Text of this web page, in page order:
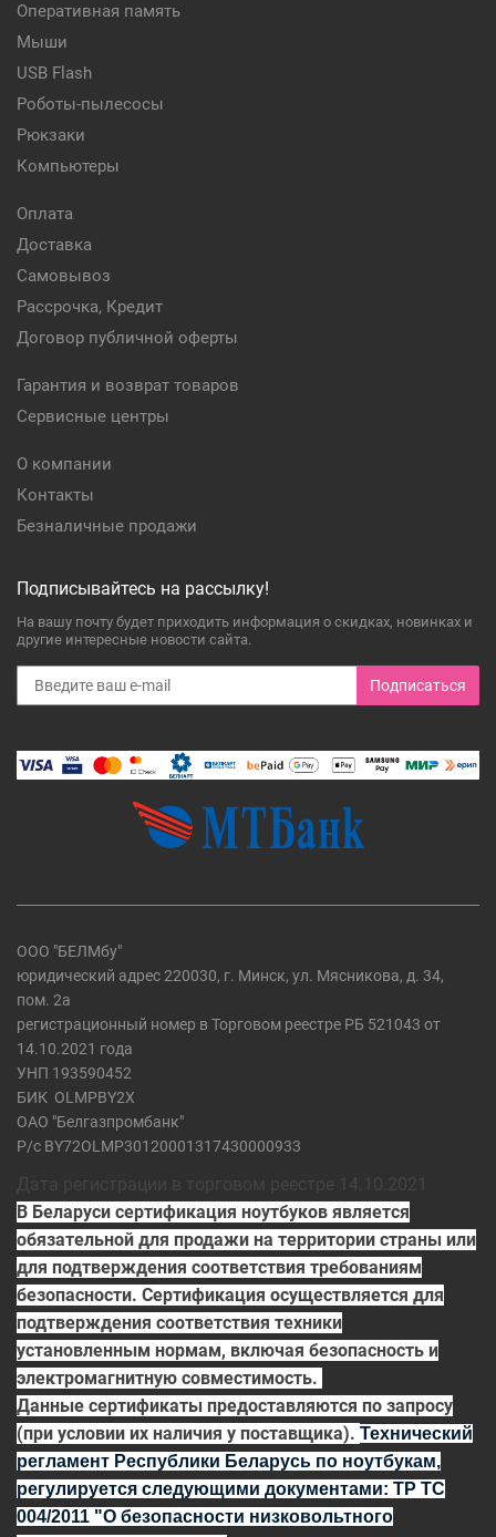
Оперативная память
Мыши
USB Flash
Роботы-пылесосы
Рюкзаки
Компьютеры
Оплата
Доставка
Самовывоз
Рассрочка, Кредит
Договор публичной оферты
Гарантия и возврат товаров
Сервисные центры
О компании
Контакты
Безналичные продажи
Подписывайтесь на рассылку!
На вашу почту будет приходить информация о скидках, новинках и
другие интересные новости сайта.
Подписаться
ООО "БЕЛМбу"
юридический адрес 220030, г. Минск, ул. Мясникова, д. 34,
пом. 2а
регистрационный номер в Торговом реестре РБ 521043 от
14.10.2021 года
УНП 193590452
БИК OLMPBY2X
ОАО "Белгазпромбанк"
Р/с BY72OLMP30120001317430000933
В Беларуси сертификация ноутбуков является
обязательной для продажи на территории страны или
для подтверждения соответствия требованиям
безопасности. Сертификация осуществляется для
подтверждения соответствия техники
установленным нормам, включая безопасность и
электромагнитную совместимость.
Данные сертификаты предоставляются по запросу
(при условии их наличия у поставщика). Технический
регламент Республики Беларусь по ноутбукам,
регулируется следующими документами: ТР ТС
004/2011 "О безопасности низковольтного